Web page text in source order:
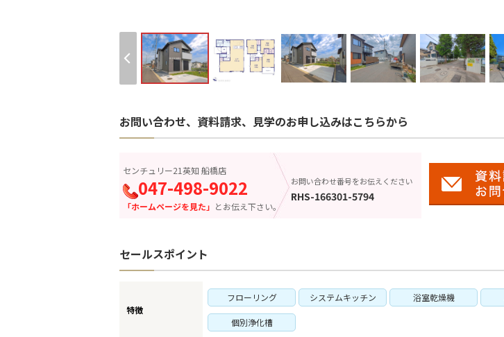
お問い合わせ、資料請求、見学のお申し込みはこちらから
センチュリー21英知 船橋店
047-498-9022
「ホームページを見た」 とお伝え下さい。
お問い合わせ番号をお伝えください
RHS-166301-5794
セールスポイント
特徴
フローリング システムキッチン 浴室乾燥機
個別浄化槽